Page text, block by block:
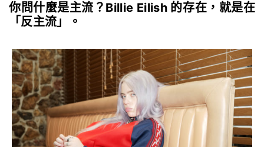
你問什麼是主流？Billie Eilish 的存在，就是在
「反主流」。